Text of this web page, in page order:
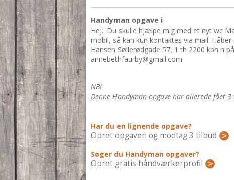
Handyman opgave i
Hej.. Du skulle hjælpe mig med et nyt wc
mobil, så kan kun kontaktes via mail.
Hansen Søllerødgade 57, 1 th 2200 kbh n
annebethfaurby@gmail.com
NB!
Denne Handyman opgave har allerede fået
Har du en lignende opgave?
Opret opgaven og modtag 3 tilbud
Søger du Handyman opgaver?
Opret gratis håndværkerprofil